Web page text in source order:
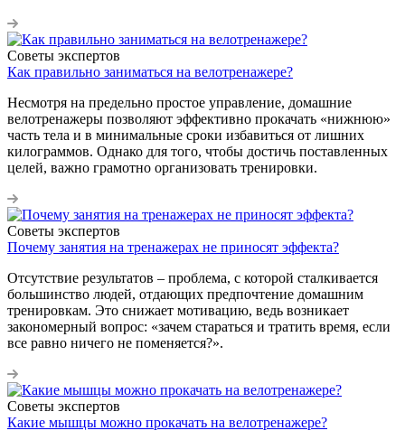
Советы экспертов
Как правильно заниматься на велотренажере?
Несмотря на предельно простое управление, домашние
велотренажеры позволяют эффективно прокачать «нижнюю»
часть тела и в минимальные сроки избавиться от лишних
килограммов. Однако для того, чтобы достичь поставленных
целей, важно грамотно организовать тренировки.
Советы экспертов
Почему занятия на тренажерах не приносят эффекта?
Отсутствие результатов – проблема, с которой сталкивается
большинство людей, отдающих предпочтение домашним
тренировкам. Это снижает мотивацию, ведь возникает
закономерный вопрос: «зачем стараться и тратить время, если
все равно ничего не поменяется?».
Советы экспертов
Какие мышцы можно прокачать на велотренажере?